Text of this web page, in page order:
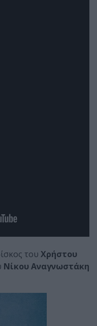
του Χρήστου
Νίκου Αναγνωστάκη